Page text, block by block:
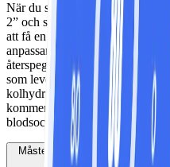
När du svarar “ja” på frågan
2” och sedan svarar på
att få en personlig matplan
anpassar din NollPointslista
återspeglar den mat du gillar att
som lever med diabetes. Det
kolhydratinnehåll (t ex frukt,
kommer hamna på din
blodsocker mer än andra typer av
Måste jag byta till det
har